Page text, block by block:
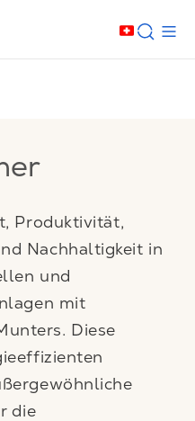
Produktivität,
Nachhaltigkeit in
und
mit
Diese
die